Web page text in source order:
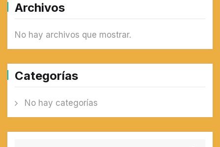
Archivos
No hay archivos que mostrar.
Categorías
No hay categorías